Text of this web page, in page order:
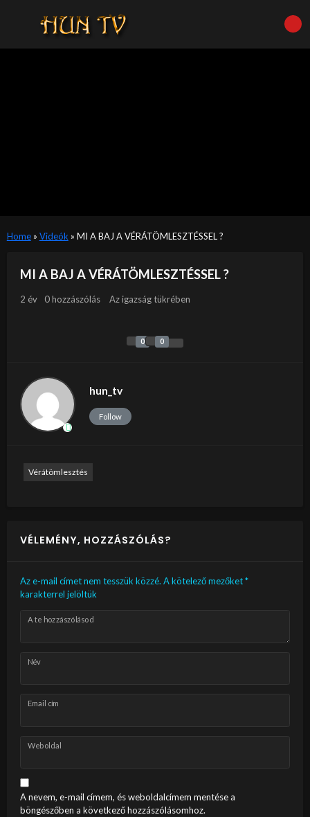
Home» Videók » MI A BAJ A VÉRÁTÖMLESZTÉSSEL ?
MI A BAJ A VÉRÁTÖMLESZTÉSSEL ?
2 év 0 hozzászólás Az igazság tükrében
0 0
hun_tv
Follow
Vérátömlesztés
VÉLEMÉNY, HOZZÁSZÓLÁS?
Az e-mail címet nem tesszük közzé. A kötelező mezőket*
karakterrel jelöltük
A te hozzászólásod
Név
Email cím
Weboldal
A nevem, e-mail címem, és weboldalcímem mentése a
böngészőben a következő hozzászólásomhoz.